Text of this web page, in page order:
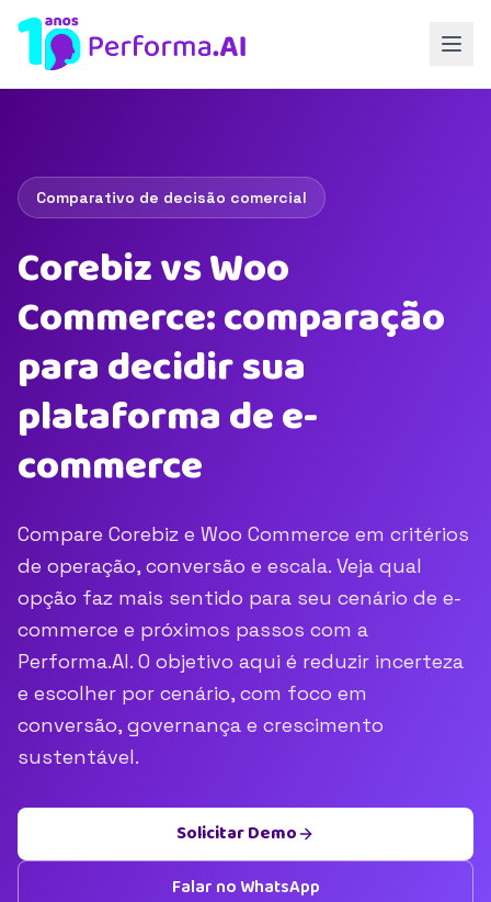
Comparativo de decisão comercial
Corebiz vs Woo
Commerce: comparação
para decidir sua
plataforma de e-
commerce
Compare Corebiz e Woo Commerce em critérios
de operação, conversão e escala. Veja qual
opção faz mais sentido para seu cenário de e-
commerce e próximos passos com a
Performa.AI. O objetivo aqui é reduzir incerteza
e escolher por cenário, com foco em
conversão, governança e crescimento
sustentável.
Solicitar Demo
Falar no WhatsApp